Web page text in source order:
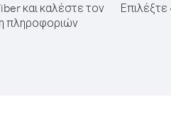
και καλέστε τον
πληροφοριών